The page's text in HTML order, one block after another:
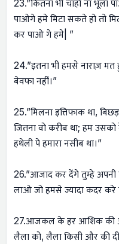
23.”कितना भी चाहो ना
पाओगे हमे मिटा सकते हो तो
कर पाओ गे हमे| ”
24.”इतना भी हमसे नाराज़
बेवफा नहीं।”
25.”मिलना इत्तिफाक था,
जितना वो करीब था; हम
हथेली पे हमारा नसीब था।”
26.”आजाद कर देंगे तुम्हे
लाओ जो हमसे ज्यादा कदर करे
27.आजकल के हर आशिक की
लैला को, लैला किसी और की